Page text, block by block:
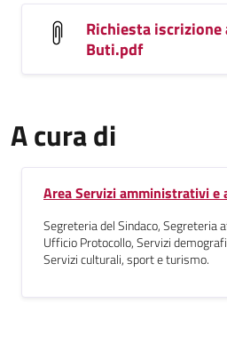
Richiesta
Buti.pdf
A cura di
Area Servizi amministrativi e
Segreteria del Sindaco, Segreteria
Ufficio Protocollo, Servizi
Servizi culturali, sport e turismo.